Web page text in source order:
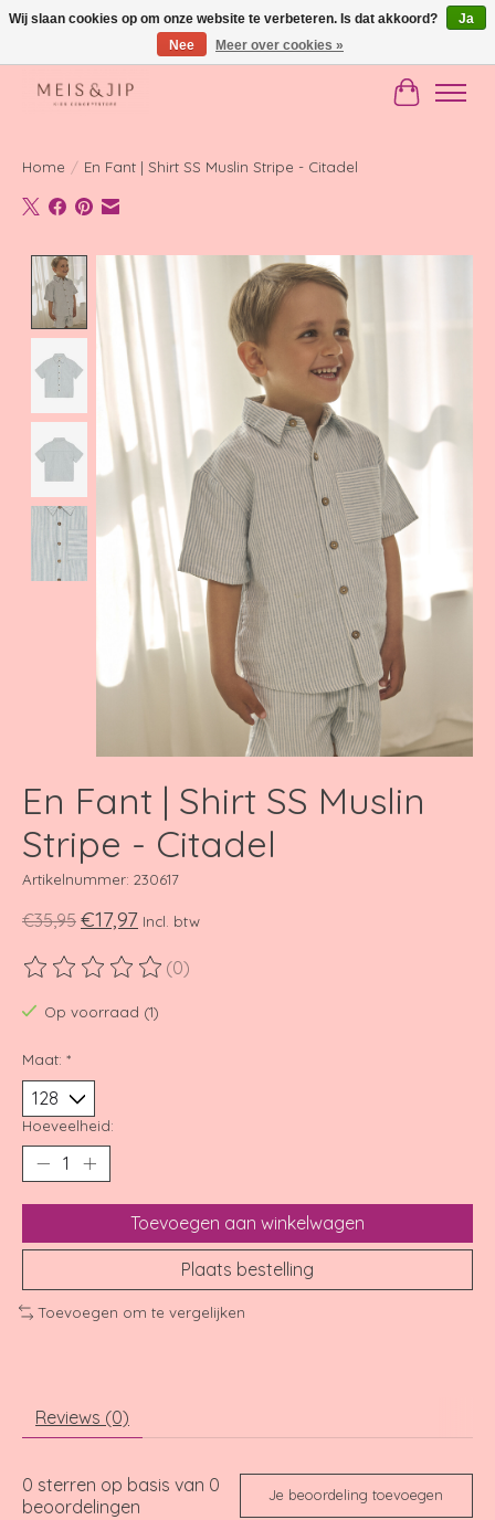
Gratis verzending in NL vanaf €150
Home / En Fant | Shirt SS Muslin Stripe - Citadel
Product image slideshow Items
En Fant | Shirt SS Muslin
Stripe - Citadel
Artikelnummer: 230617
€35,95 €17,97 Incl. btw
De beoordeling van dit product is
(0)
Op voorraad (1)
Maat: *
Hoeveelheid:
Toevoegen aan winkelwagen
Plaats bestelling
Toevoegen om te vergelijken
Reviews (0)
0 sterren op basis van 0
beoordelingen
Je beoordeling toevoegen
Wij slaan cookies op om onze website te verbeteren. Is dat akkoord?
Ja
Nee
Meer over cookies »